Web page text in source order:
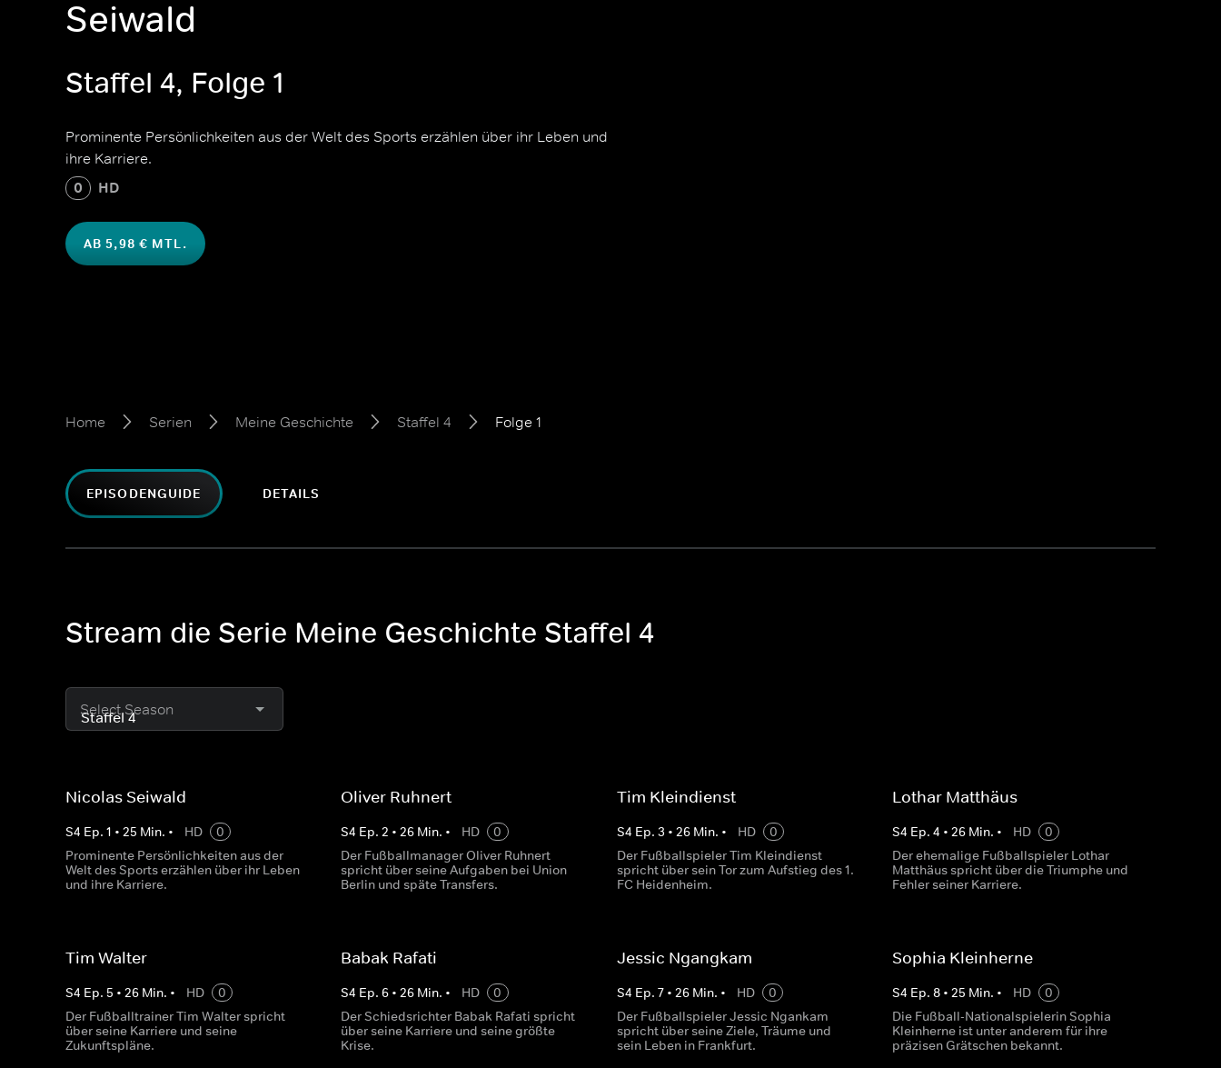
Seiwald
Staffel 4, Folge 1
Prominente Persönlichkeiten aus der Welt des Sports erzählen über ihr Leben und
ihre Karriere.
0 HD
AB 5,98 € MTL.
Home Serien Meine Geschichte Staffel 4 Folge 1
EPISODENGUIDE DETAILS
Stream die Serie Meine Geschichte Staffel 4
Select Season
Nicolas Seiwald
S4 Ep. 1 • 25 Min. • HD
0
Prominente Persönlichkeiten aus der
Welt des Sports erzählen über ihr Leben
und ihre Karriere.
Oliver Ruhnert
S4 Ep.2 •26 Min. • HD
0
Der Fußballmanager Oliver Ruhnert
spricht über seine Aufgaben bei Union
Berlin und späte Transfers.
Tim Kleindienst
S4 Ep. 3 • 26Min. • HD
0
Der Fußballspieler Tim Kleindienst
spricht über sein Tor zum Aufstieg des 1.
FC Heidenheim.
Lothar Matthäus
S4 Ep. 4 • 26Min. • HD
0
Der ehemalige Fußballspieler Lothar
Matthäus spricht über die Triumphe und
Fehler seiner Karriere.
Tim Walter
S4 Ep. 5 • 26 Min. • HD
0
Der Fußballtrainer Tim Walter spricht
über seine Karriere und seine
Zukunftspläne.
Babak Rafati
S4 Ep.6 •26 Min. • HD
0
Der Schiedsrichter Babak Rafati spricht
über seine Karriere und seine größte
Krise.
Jessic Ngangkam
S4 Ep. 7• 26Min. • HD
0
Der Fußballspieler Jessic Ngankam
spricht über seine Ziele, Träume und
sein Leben in Frankfurt.
Sophia Kleinherne
S4 Ep. 8• 25 Min. • HD
0
Die Fußball-Nationalspielerin Sophia
Kleinherne ist unter anderem für ihre
präzisen Grätschen bekannt.